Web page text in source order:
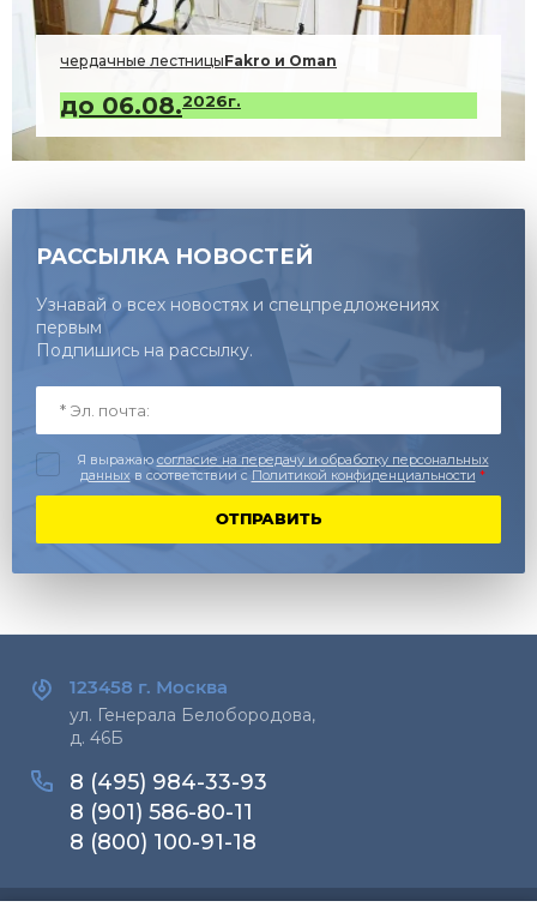
чердачные лестницыFakro и Oman
2026г.
РАССЫЛКА НОВОСТЕЙ
Узнавай о всех новостях и спецпредложениях
первым
Подпишись на рассылку.
Я выражаю согласие на передачу и обработку персональных
данныхв соответствии с Политикой конфиденциальности *
ОТПРАВИТЬ
123458 г. Москва
ул. Генерала Белобородова,
д. 46Б
8 (495) 984-33-93
8 (901) 586-80-11
8 (800) 100-91-18